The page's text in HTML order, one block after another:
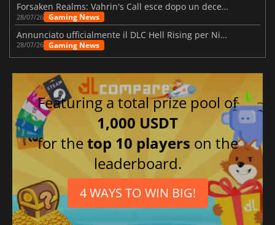
Forsaken Realms: Vahrin's Call esce dopo un decennio di sviluppo
28/07/26 Gaming News
Annunciato ufficialmente il DLC Hell Rising per Nioh 3
28/07/26 Gaming News
Featuring a total prize pool of
1,000 USDT
for thetop 10 players on the
leaderboard.
4 WAYS TO WIN BIG!